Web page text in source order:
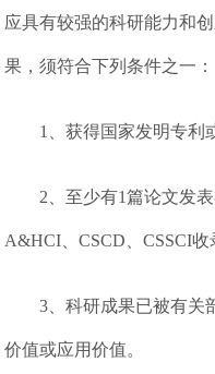
应具有较强的科研能力和
果，须符合下列条件之一：
1、获得国家发明专利
2、至少有1篇论文发
A&HCI、CSCD、CSSCI收
3、科研成果已被有关
价值或应用价值。